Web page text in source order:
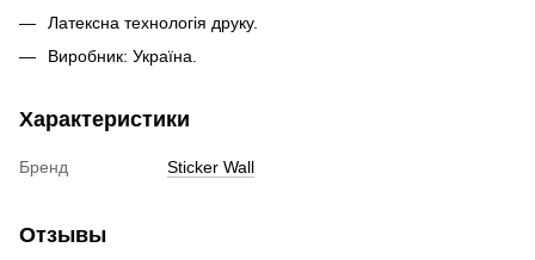
Латексна технологія друку.
Виробник: Україна.
Характеристики
Бренд Sticker Wall
Отзывы